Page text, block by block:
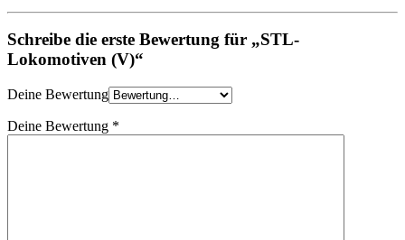
Schreibe die erste Bewertung für „STL-
Lokomotiven (V)“
Deine Bewertung
Deine Bewertung *